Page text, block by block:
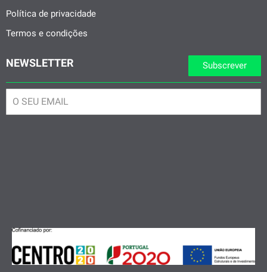
Política de privacidade
Termos e condições
Subscrever
NEWSLETTER